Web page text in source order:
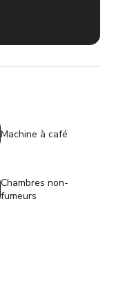
Machine à café
Chambres non-
fumeurs